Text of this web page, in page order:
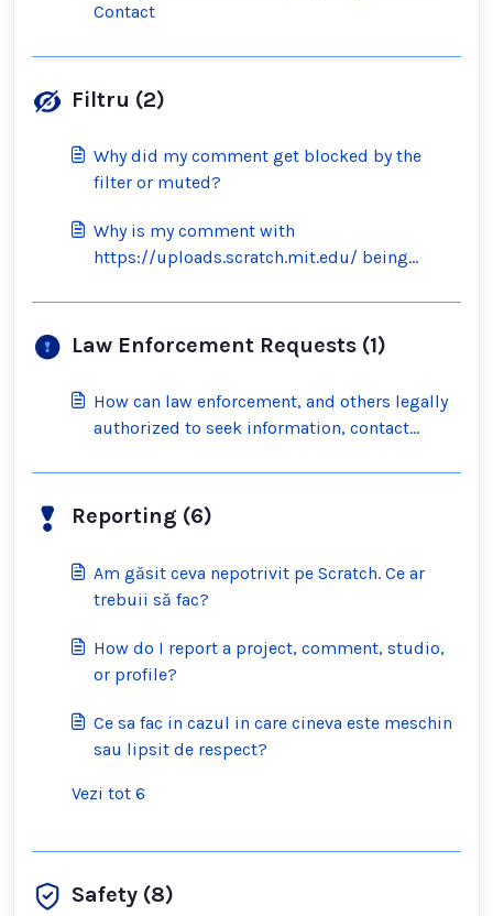
Contact
Filtru (2)
Why did my comment get blocked by the
filter or muted?
Why is my comment with
https://uploads.scratch.mit.edu/ being
Law Enforcement Requests (1)
How can law enforcement, and others legally
authorized to seek information, contact
Reporting (6)
Am găsit ceva nepotrivit pe Scratch. Ce ar
trebuii să fac?
How do I report a project, comment, studio,
or profile?
Ce sa fac in cazul in care cineva este meschin
sau lipsit de respect?
Vezi tot 6
Safety (8)